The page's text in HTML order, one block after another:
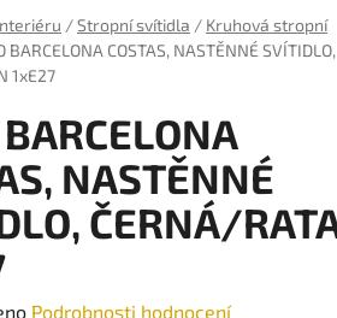
/Stropní svítidla / Kruhová stropní
BARCELONA COSTAS, NASTĚNNÉ SVÍTIDLO,
1xE27
NASTĚNNÉ
ČERNÁ/
Podrobnosti hodnocení